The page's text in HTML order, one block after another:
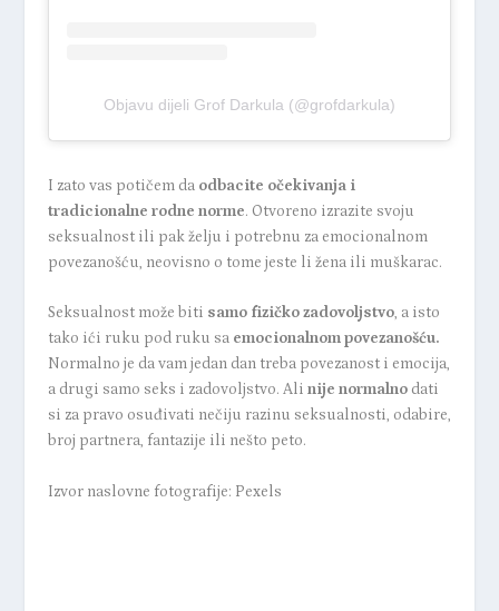
Objavu dijeli Grof Darkula (@grofdarkula)
I zato vas potičem da odbacite očekivanja i
tradicionalne rodne norme. Otvoreno izrazite svoju
seksualnost ili pak želju i potrebnu za emocionalnom
povezanošću, neovisno o tome jeste li žena ili muškarac.
Seksualnost može biti samo fizičko zadovoljstvo, a isto
tako ići ruku pod ruku sa emocionalnom povezanošću.
Normalno je da vam jedan dan treba povezanost i emocija,
a drugi samo seks i zadovoljstvo. Ali nije normalnodati
si za pravo osuđivati nečiju razinu seksualnosti, odabire,
broj partnera, fantazije ili nešto peto.
Izvor naslovne fotografije: Pexels